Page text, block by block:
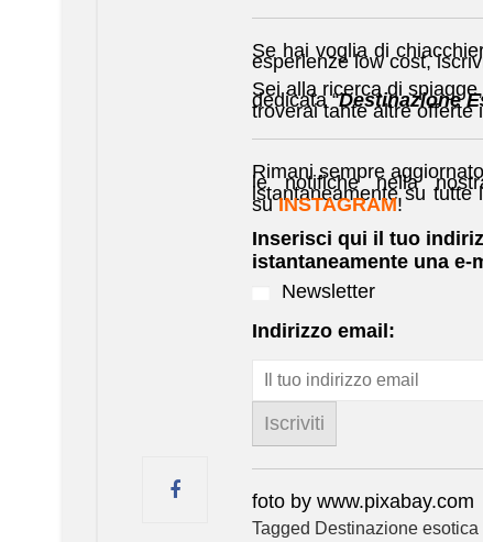
Se hai voglia di
esperienze low cost,
Sei alla ricerca di
dedicata “Destinazione
troverai tante altre offerte
Rimani sempre
le notifiche nella
istantaneamente su
su INSTAGRAM!
Inserisci qui il tuo
istantaneamente una e-
Newsletter
Indirizzo email:
foto by www.pixabay.com
Tagged Destinazione esotica